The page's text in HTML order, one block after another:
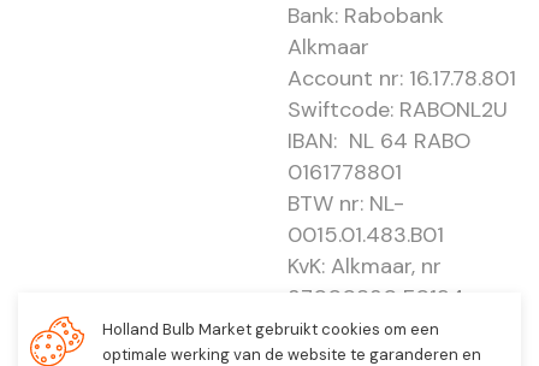
Bank: Rabobank
Alkmaar
Account nr: 16.17.78.801
Swiftcode: RABONL2U
IBAN: NL 64 RABO
0161778801
BTW nr: NL-
0015.01.483.B01
KvK: Alkmaar, nr
37000830 E0194 -
EBO 505
Holland Bulb Market gebruikt cookies om een
optimale werking van de website te garanderen en